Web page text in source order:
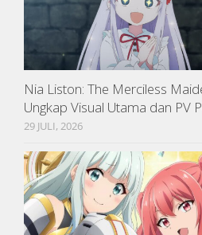
Nia Liston: The Merciless
Ungkap Visual Utama dan PV
29 JULI, 2026